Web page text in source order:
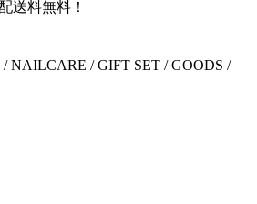
送料無料！
/NAILCARE /GIFT SET /GOODS /